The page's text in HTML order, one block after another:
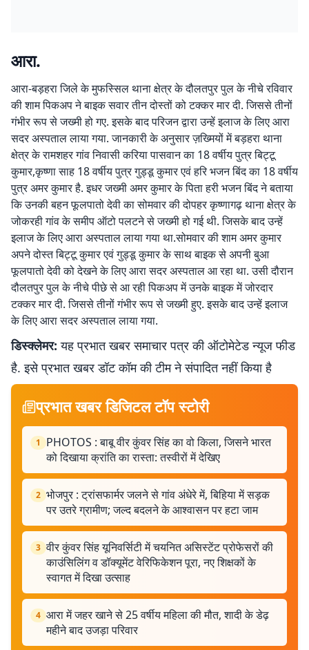
आरा.
आरा-बड़हरा जिले के मुफस्सिल थाना क्षेत्र के दौलतपुर पुल के नीचे रविवार
की शाम पिकअप ने बाइक सवार तीन दोस्तों को टक्कर मार दी. जिससे तीनों
गंभीर रूप से जख्मी हो गए. इसके बाद परिजन द्वारा उन्हें इलाज के लिए आरा
सदर अस्पताल लाया गया. जानकारी के अनुसार ज़ख्मियों में बड़हरा थाना
क्षेत्र के रामशहर गांव निवासी करिया पासवान का 18 वर्षीय पुत्र बिट्टू
कुमार,कृष्णा साह 18 वर्षीय पुत्र गुड्डू कुमार एवं हरि भजन बिंद का 18 वर्षीय
पुत्र अमर कुमार है. इधर जख्मी अमर कुमार के पिता हरी भजन बिंद ने बताया
कि उनकी बहन फूलपातो देवी का सोमवार की दोपहर कृष्णागढ़ थाना क्षेत्र के
जोकरही गांव के समीप ऑटो पलटने से जख्मी हो गई थी. जिसके बाद उन्हें
इलाज के लिए आरा अस्पताल लाया गया था.सोमवार की शाम अमर कुमार
अपने दोस्त बिट्टू कुमार एवं गुड्डू कुमार के साथ बाइक से अपनी बुआ
फूलपातो देवी को देखने के लिए आरा सदर अस्पताल आ रहा था. उसी दौरान
दौलतपुर पुल के नीचे पीछे से आ रही पिकअप में उनके बाइक में जोरदार
टक्कर मार दी. जिससे तीनों गंभीर रूप से जख्मी हुए. इसके बाद उन्हें इलाज
के लिए आरा सदर अस्पताल लाया गया.
डिस्क्लेमर: यह प्रभात खबर समाचार पत्र की ऑटोमेटेड न्यूज फीड
है. इसे प्रभात खबर डॉट कॉम की टीम ने संपादित नहीं किया है
प्रभात खबर डिजिटल टॉप स्टोरी
1
PHOTOS : बाबू वीर कुंवर सिंह का वो किला, जिसने भारत
को दिखाया क्रांति का रास्ता: तस्वीरों में देखिए
2 भोजपुर : ट्रांसफार्मर जलने से गांव अंधेरे में, बिहिया में सड़क
पर उतरे ग्रामीण; जल्द बदलने के आश्वासन पर हटा जाम
3 वीर कुंवर सिंह यूनिवर्सिटी में चयनित असिस्टेंट प्रोफेसरों की
काउंसिलिंग व डॉक्यूमेंट वेरिफिकेशन पूरा, नए शिक्षकों के
स्वागत में दिखा उत्साह
4 आरा में जहर खाने से 25 वर्षीय महिला की मौत, शादी के डेढ़
महीने बाद उजड़ा परिवार